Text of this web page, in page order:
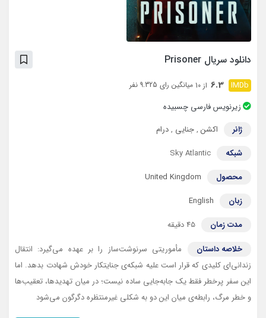
دانلود سریال Prisoner
6.3 از 10 میانگین رای 9.325 نفر
زیرنویس فارسی چسبیده
ژانر
اکشن ,جنایی ,درام
شبکه
Sky Atlantic
محصول
United Kingdom
زبان
English
مدت زمان
45 دقیقه
خلاصه داستان
مأموریتی سرنوشت‌ساز را بر عهده می‌گیرد: انتقال
زندانی‌ای کلیدی که قرار است علیه شبکه‌ی جنایتکار خودش شهادت بدهد. اما
این سفر پرخطر فقط یک جابه‌جایی ساده نیست؛ در میان تهدیدها، تعقیب‌ها
و خطر مرگ، رابطه‌ی میان این دو به شکلی غیرمنتظره دگرگون می‌شود